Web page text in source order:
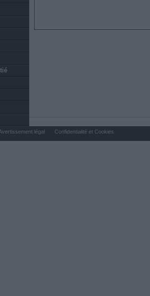
légal Confidentialité et Cookies